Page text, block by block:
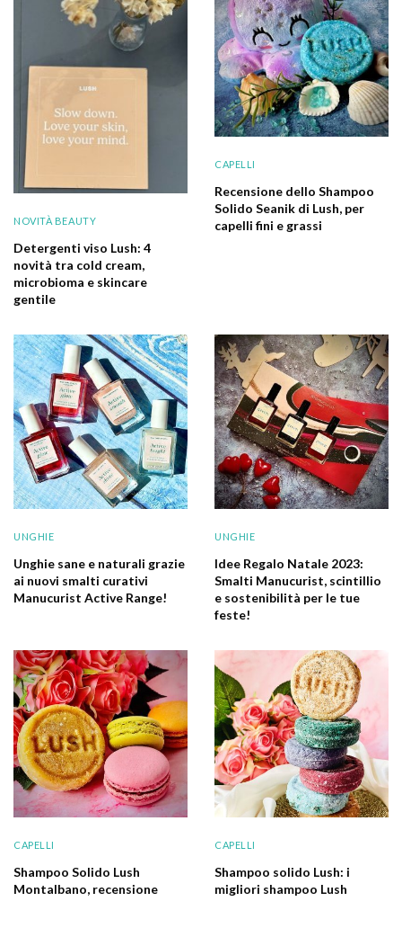
NOVITÀ BEAUTY
Detergenti viso Lush: 4
novità tra cold cream,
microbioma e skincare
gentile
CAPELLI
Recensione dello Shampoo
Solido Seanik di Lush, per
capelli fini e grassi
UNGHIE
Unghie sane e naturali grazie
ai nuovi smalti curativi
Manucurist Active Range!
UNGHIE
Idee Regalo Natale 2023:
Smalti Manucurist, scintillio
e sostenibilità per le tue
feste!
CAPELLI
Shampoo Solido Lush
Montalbano, recensione
CAPELLI
Shampoo solido Lush: i
migliori shampoo Lush